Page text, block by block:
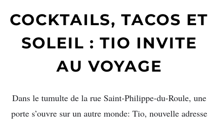
COCKTAILS, TACOS ET
SOLEIL : TIO INVITE
AU VOYAGE
Dans le tumulte de la rue Saint-Philippe-du-Roule, une
porte s’ouvre sur un autre monde: Tio, nouvelle adresse